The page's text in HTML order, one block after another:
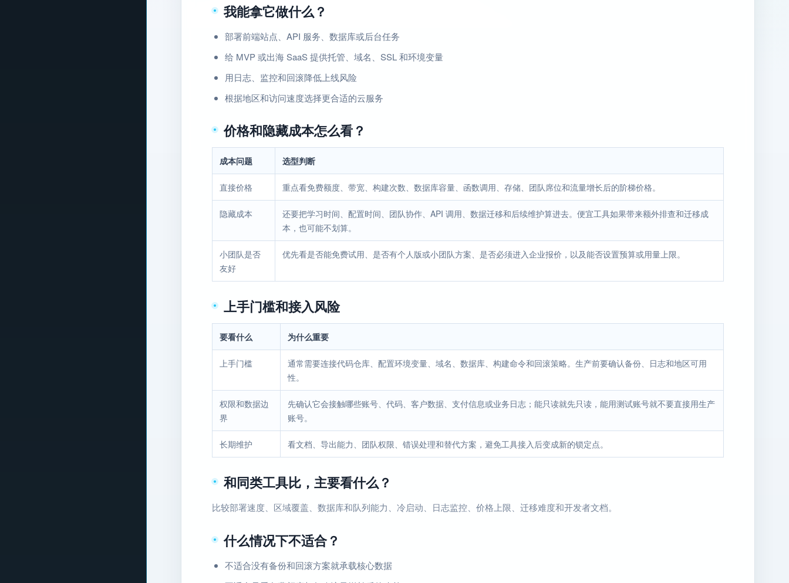
我能拿它做什么？
部署前端站点、API 服务、数据库或后台任务
给 MVP 或出海 SaaS 提供托管、域名、SSL 和环境变量
用日志、监控和回滚降低上线风险
根据地区和访问速度选择更合适的云服务
价格和隐藏成本怎么看？
成本问题 选型判断
直接价格 重点看免费额度、带宽、构建次数、数据库容量、函数调用、存储、团队席位和流量增长后的阶梯价格。
隐藏成本
还要把学习时间、配置时间、团队协作、API 调用、数据迁移和后续维护算进去。便宜工具如果带来额外排查和迁移成
本，也可能不划算。
小团队是否
友好
优先看是否能免费试用、是否有个人版或小团队方案、是否必须进入企业报价，以及能否设置预算或用量上限。
上手门槛和接入风险
要看什么 为什么重要
上手门槛
通常需要连接代码仓库、配置环境变量、域名、数据库、构建命令和回滚策略。生产前要确认备份、日志和地区可用
性。
权限和数据边
界
先确认它会接触哪些账号、代码、客户数据、支付信息或业务日志；能只读就先只读，能用测试账号就不要直接用生产
账号。
长期维护 看文档、导出能力、团队权限、错误处理和替代方案，避免工具接入后变成新的锁定点。
和同类工具比，主要看什么？
比较部署速度、区域覆盖、数据库和队列能力、冷启动、日志监控、价格上限、迁移难度和开发者文档。
什么情况下不适合？
不适合没有备份和回滚方案就承载核心数据